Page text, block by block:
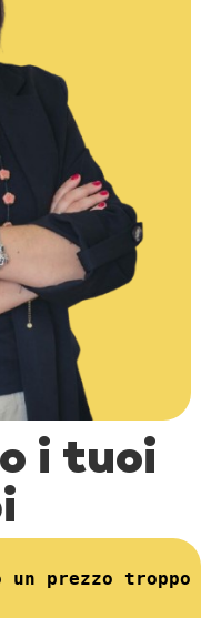
i tuoi
un prezzo troppo